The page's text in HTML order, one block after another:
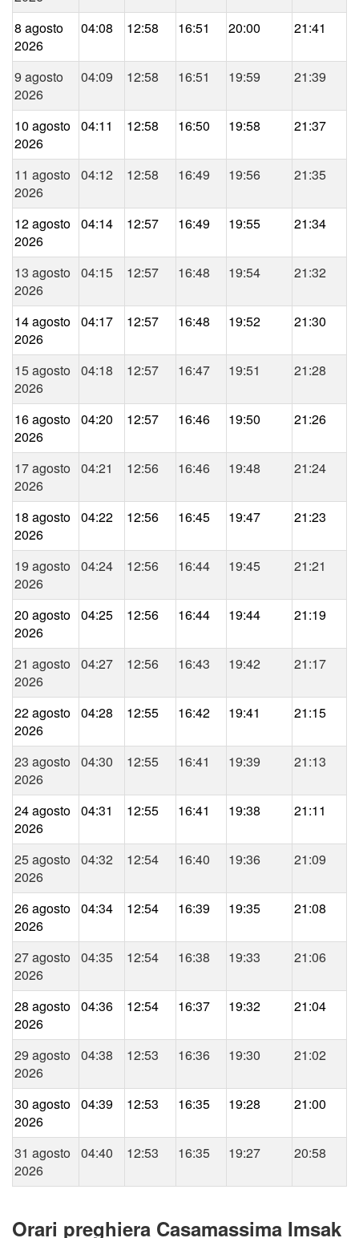
8 agosto
2026
04:08 12:58 16:51 20:00 21:41
9 agosto
2026
04:09 12:58 16:51 19:59 21:39
10 agosto
2026
04:11 12:58 16:50 19:58 21:37
11 agosto
2026
04:12 12:58 16:49 19:56 21:35
12 agosto
2026
04:14 12:57 16:49 19:55 21:34
13 agosto
2026
04:15 12:57 16:48 19:54 21:32
14 agosto
2026
04:17 12:57 16:48 19:52 21:30
15 agosto
2026
04:18 12:57 16:47 19:51 21:28
16 agosto
2026
04:20 12:57 16:46 19:50 21:26
17 agosto
2026
04:21 12:56 16:46 19:48 21:24
18 agosto
2026
04:22 12:56 16:45 19:47 21:23
19 agosto
2026
04:24 12:56 16:44 19:45 21:21
20 agosto
2026
04:25 12:56 16:44 19:44 21:19
21 agosto
2026
04:27 12:56 16:43 19:42 21:17
22 agosto
2026
04:28 12:55 16:42 19:41 21:15
23 agosto
2026
04:30 12:55 16:41 19:39 21:13
24 agosto
2026
04:31 12:55 16:41 19:38 21:11
25 agosto
2026
04:32 12:54 16:40 19:36 21:09
26 agosto
2026
04:34 12:54 16:39 19:35 21:08
27 agosto
2026
04:35 12:54 16:38 19:33 21:06
28 agosto
2026
04:36 12:54 16:37 19:32 21:04
29 agosto
2026
04:38 12:53 16:36 19:30 21:02
30 agosto
2026
04:39 12:53 16:35 19:28 21:00
31 agosto
2026
04:40 12:53 16:35 19:27 20:58
Orari preghiera Casamassima Imsak